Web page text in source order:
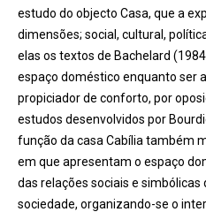
estudo do objecto Casa, que a
dimensões; social, cultural,
elas os textos de Bachelard
espaço doméstico enquanto ser
propiciador de conforto, por
estudos desenvolvidos por
função da casa Cabília também
em que apresentam o espaço
das relações sociais e
sociedade, organizando-se o